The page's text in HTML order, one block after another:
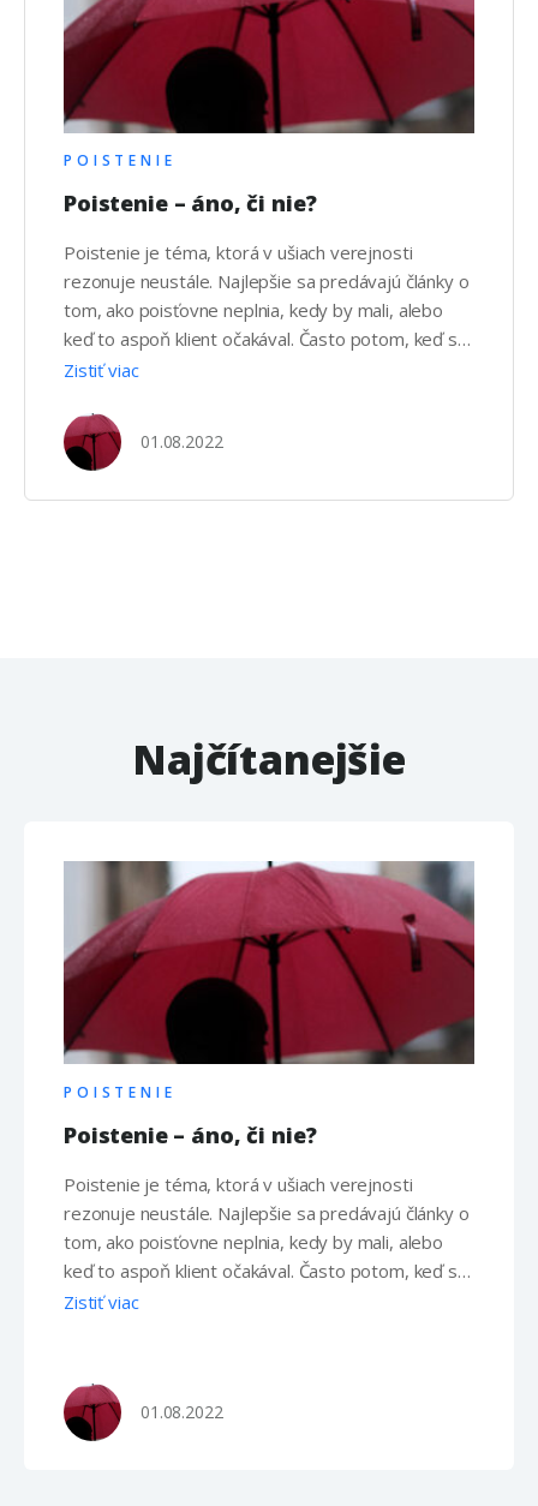
POISTENIE
Poistenie – áno, či nie?
Poistenie je téma, ktorá v ušiach verejnosti
rezonuje neustále. Najlepšie sa predávajú články o
tom, ako poisťovne neplnia, kedy by mali, alebo
keď to aspoň klient očakával. Často potom, keď sa
na konkrétny prípad pozriete viac do hĺbky, zistíte,
že tú chybu nájdete medzi stoličkou …
Zistiť viac
01.08.2022
Najčítanejšie
POISTENIE
Poistenie – áno, či nie?
Poistenie je téma, ktorá v ušiach verejnosti
rezonuje neustále. Najlepšie sa predávajú články o
tom, ako poisťovne neplnia, kedy by mali, alebo
keď to aspoň klient očakával. Často potom, keď sa
na konkrétny prípad pozriete viac do hĺbky, zistíte,
Zistiť viac
01.08.2022